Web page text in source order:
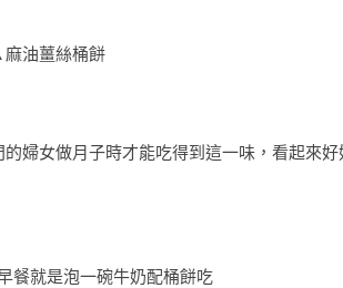
油薑絲桶餅
婦女做月子時才能吃得到這一味，看起來好
餐就是泡一碗牛奶配桶餅吃